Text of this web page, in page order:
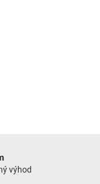
výhod